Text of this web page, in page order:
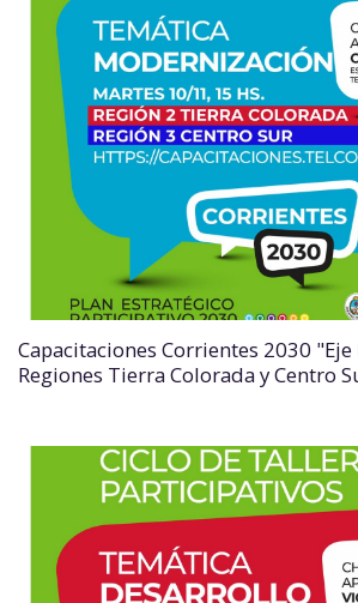
Capacitaciones Corrientes 2030
Regiones Tierra Colorada y Centro